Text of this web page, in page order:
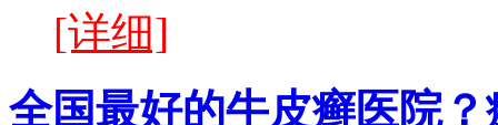
[详细]
全国最好的牛皮癣医院